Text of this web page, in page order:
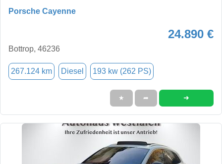
Porsche Cayenne
24.890 €
Bottrop, 46236
267.124 km Diesel 193 kw (262 PS)
★ ➦ ➜